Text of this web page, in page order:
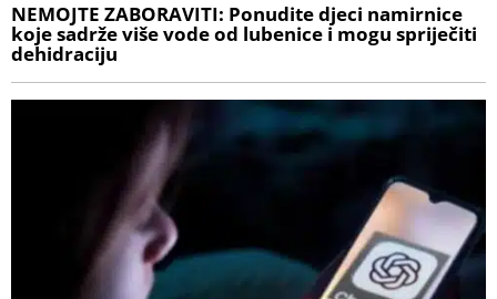
NEMOJTE ZABORAVITI: Ponudite djeci namirnice
koje sadrže više vode od lubenice i mogu spriječiti
dehidraciju